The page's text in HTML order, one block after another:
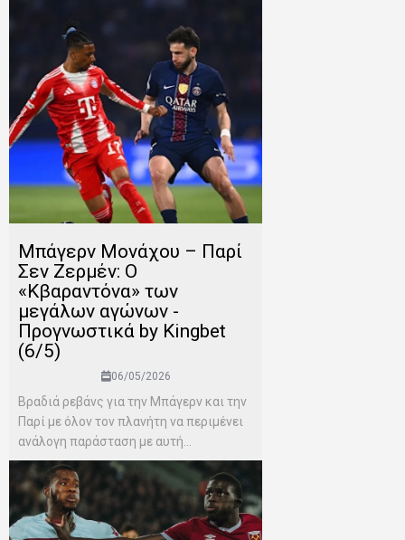
Μπάγερν Μονάχου – Παρί
Σεν Ζερμέν: Ο
«Κβαραντόνα» των
μεγάλων αγώνων -
Προγνωστικά by Kingbet
(6/5)
06/05/2026
Βραδιά ρεβάνς για την Μπάγερν και την
Παρί με όλον τον πλανήτη να περιμένει
ανάλογη παράσταση με αυτή...